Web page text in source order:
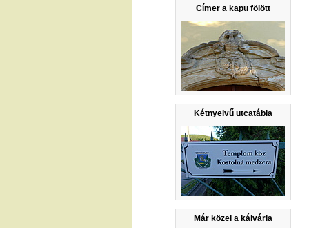
Címer a kapu fölött
Kétnyelvű utcatábla
Már közel a kálvária